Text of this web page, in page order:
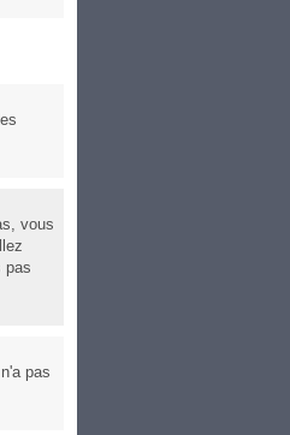
vous
pas
pas